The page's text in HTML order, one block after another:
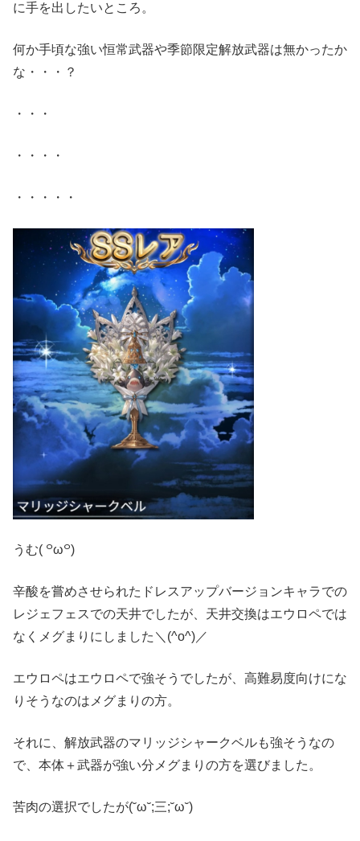
に手を出したいところ。
何か手頃な強い恒常武器や季節限定解放武器は無かったか
な・・・？
・・・
・・・・
・・・・・
うむ( ꒪ω꒪)
辛酸を嘗めさせられたドレスアップバージョンキャラでの
レジェフェスでの天井でしたが、天井交換はエウロペでは
なくメグまりにしました＼(^o^)／
エウロペはエウロペで強そうでしたが、高難易度向けにな
りそうなのはメグまりの方。
それに、解放武器のマリッジシャークベルも強そうなの
で、本体＋武器が強い分メグまりの方を選びました。
苦肉の選択でしたが(˘ω˘;三;˘ω˘)